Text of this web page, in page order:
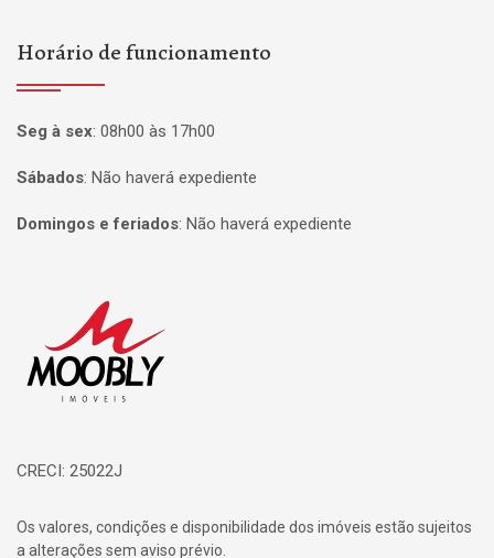
Horário de funcionamento
Seg à sex: 08h00 às 17h00
Sábados: Não haverá expediente
Domingos e feriados: Não haverá expediente
CRECI: 25022J
Os valores, condições e disponibilidade dos imóveis estão sujeitos
a alterações sem aviso prévio.